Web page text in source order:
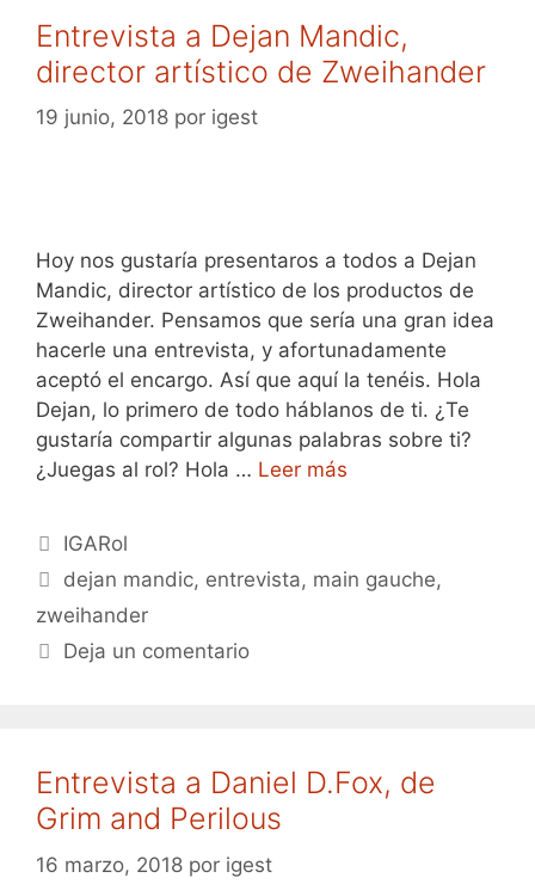
Entrevista a Dejan Mandic,
director artístico de Zweihander
19 junio, 2018 por igest
Hoy nos gustaría presentaros a todos a Dejan
Mandic, director artístico de los productos de
Zweihander. Pensamos que sería una gran idea
hacerle una entrevista, y afortunadamente
aceptó el encargo. Así que aquí la tenéis. Hola
Dejan, lo primero de todo háblanos de ti. ¿Te
gustaría compartir algunas palabras sobre ti?
¿Juegas al rol? Hola … Leer más
Categorías
IGARol
Etiquetas
dejan mandic, entrevista, main gauche,
zweihander
Deja un comentario
Entrevista a Daniel D.Fox, de
Grim and Perilous
16 marzo, 2018 por igest